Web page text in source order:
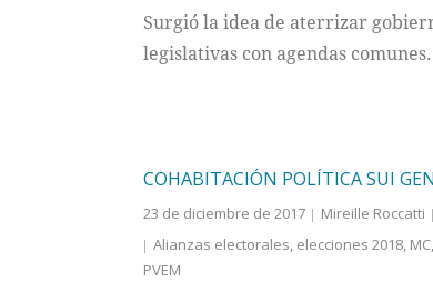
Surgió la idea de aterrizar
legislativas con agendas comunes.
COHABITACIÓN POLÍTICA SUI
23 de diciembre de 2017 Mireille Roccatti
Alianzas electorales, elecciones 2018, MC,
PVEM